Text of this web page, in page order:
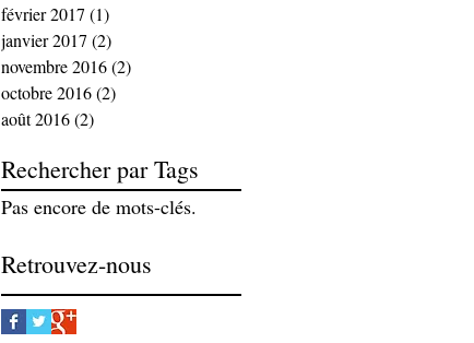
février 2017 (1)
janvier 2017 (2)
novembre 2016(2)
octobre 2016(2)
août 2016(2)
Rechercher par Tags
Pas encore de mots-clés.
Retrouvez-nous